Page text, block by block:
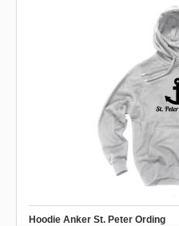
Hoodie Anker St. Peter Ording